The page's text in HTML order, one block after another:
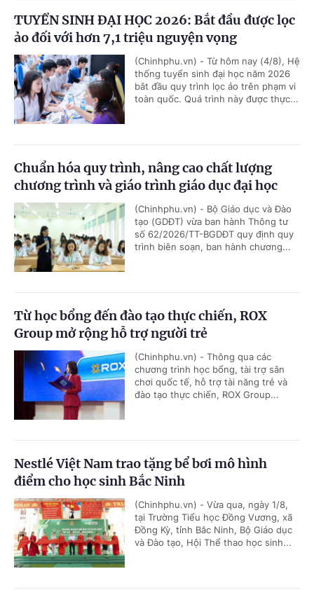
TUYỂN SINH ĐẠI HỌC 2026: Bắt đầu được lọc
ảo đối với hơn 7,1 triệu nguyện vọng
(Chinhphu.vn) - Từ hôm nay (4/8), Hệ
thống tuyển sinh đại học năm 2026
bắt đầu quy trình lọc ảo trên phạm vi
toàn quốc. Quá trình này được thực...
Chuẩn hóa quy trình, nâng cao chất lượng
chương trình và giáo trình giáo dục đại học
(Chinhphu.vn) - Bộ Giáo dục và Đào
tạo (GDĐT) vừa ban hành Thông tư
số 62/2026/TT-BGDĐT quy định quy
trình biên soạn, ban hành chương...
Từ học bổng đến đào tạo thực chiến, ROX
Group mở rộng hỗ trợ người trẻ
(Chinhphu.vn) - Thông qua các
chương trình học bổng, tài trợ sân
chơi quốc tế, hỗ trợ tài năng trẻ và
đào tạo thực chiến, ROX Group...
Nestlé Việt Nam trao tặng bể bơi mô hình
điểm cho học sinh Bắc Ninh
(Chinhphu.vn) - Vừa qua, ngày 1/8,
tại Trường Tiểu học Đồng Vương, xã
Đồng Kỳ, tỉnh Bắc Ninh, Bộ Giáo dục
và Đào tạo, Hội Thể thao học sinh...